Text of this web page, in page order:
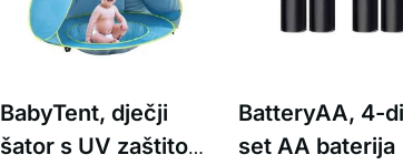
BabyTent, dječji
šator s UV zaštitom
BatteryAA, 4-
set AA baterija